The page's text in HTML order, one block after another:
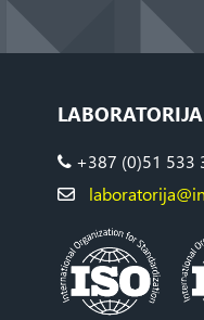
+387 (0)51 533